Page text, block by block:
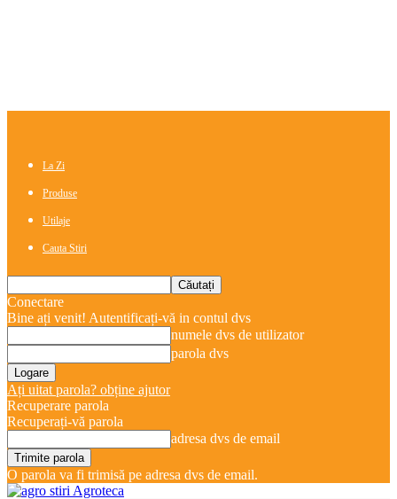
La Zi
Produse
Utilaje
Cauta Stiri
Conectare
Bine ați venit! Autentificați-vă in contul dvs
numele dvs de utilizator
parola dvs
Ați uitat parola? obține ajutor
Recuperare parola
Recuperați-vă parola
adresa dvs de email
O parola va fi trimisă pe adresa dvs de email.
Agroteca